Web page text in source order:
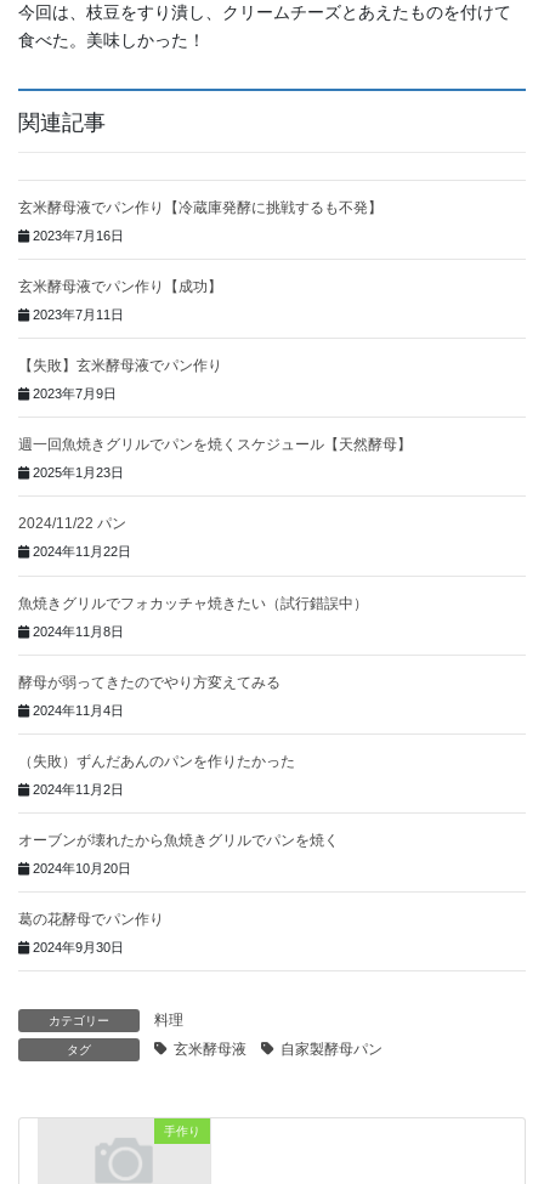
今回は、枝豆をすり潰し、クリームチーズとあえたものを付けて
食べた。美味しかった！
関連記事
玄米酵母液でパン作り【冷蔵庫発酵に挑戦するも不発】
2023年7月16日
玄米酵母液でパン作り【成功】
2023年7月11日
【失敗】玄米酵母液でパン作り
2023年7月9日
週一回魚焼きグリルでパンを焼くスケジュール【天然酵母】
2025年1月23日
2024/11/22 パン
2024年11月22日
魚焼きグリルでフォカッチャ焼きたい（試行錯誤中）
2024年11月8日
酵母が弱ってきたのでやり方変えてみる
2024年11月4日
（失敗）ずんだあんのパンを作りたかった
2024年11月2日
オーブンが壊れたから魚焼きグリルでパンを焼く
2024年10月20日
葛の花酵母でパン作り
2024年9月30日
カテゴリー 料理
タグ 玄米酵母液 自家製酵母パン
手作り